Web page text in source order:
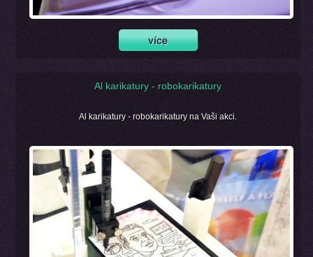
Al karikatury - robokarikatury
Al karikatury - robokarikatury na Vaši akci.